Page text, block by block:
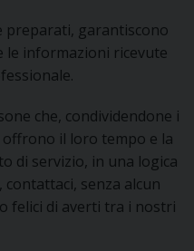
preparati, garantiscono
le informazioni ricevute
che, condividendone i
il loro tempo e la
di servizio, in una logica
senza alcun
felici di averti tra i nostri